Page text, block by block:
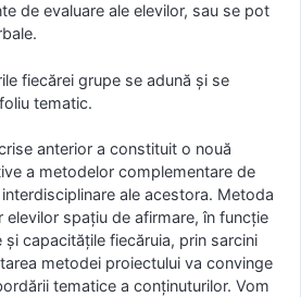
de evaluare ale elevilor, sau se pot
fiecărei grupe se adună şi se
tematic.
anterior a constituit o nouă
a metodelor complementare de
ale acestora. Metoda
spaţiu de afirmare, în funcţie
şi capacităţile fiecăruia, prin sarcini
metodei proiectului va convinge
tematice a conţinuturilor. Vom